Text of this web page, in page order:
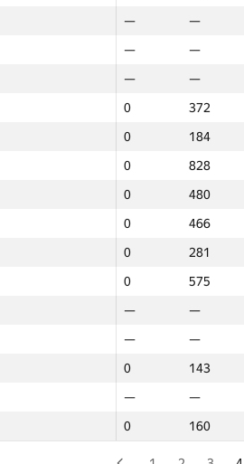
—
—
—
—
—
—
0
372
0
184
0
828
0
480
0
466
0
281
0
575
—
—
—
—
0
143
—
—
0 160
—
—
—
—
—
—
0
372
0
184
0
828
0
480
0
466
0
281
0
575
—
—
—
—
0
143
—
—
0 160